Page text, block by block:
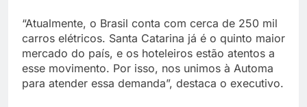
“Atualmente, o Brasil conta com cerca de 250 mil
carros elétricos. Santa Catarina já é o quinto maior
mercado do país, e os hoteleiros estão atentos a
esse movimento. Por isso, nos unimos à Automa
para atender essa demanda”, destaca o executivo.